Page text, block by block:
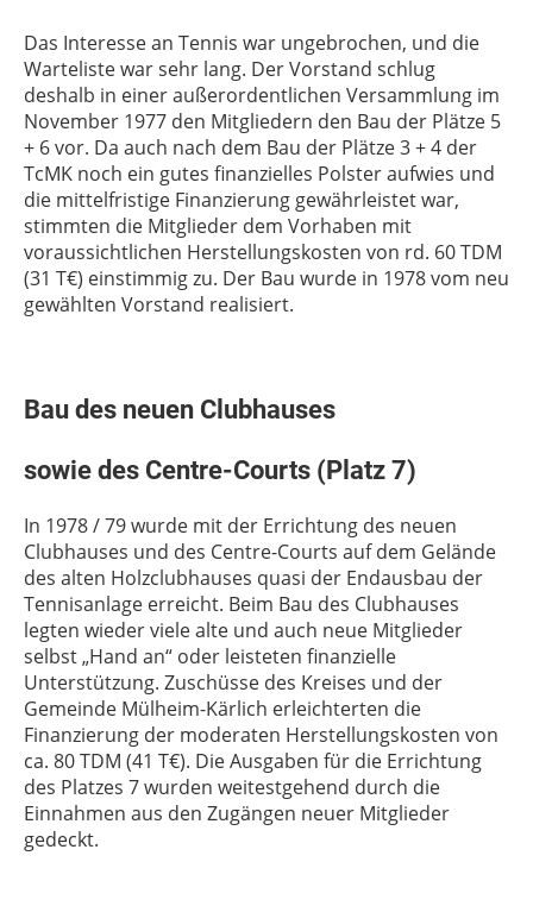
Das Interesse an Tennis war ungebrochen, und die
Warteliste war sehr lang. Der Vorstand schlug
deshalb in einer außerordentlichen Versammlung im
November 1977 den Mitgliedern den Bau der Plätze 5
+ 6 vor. Da auch nach dem Bau der Plätze 3 + 4 der
TcMK noch ein gutes finanzielles Polster aufwies und
die mittelfristige Finanzierung gewährleistet war,
stimmten die Mitglieder dem Vorhaben mit
voraussichtlichen Herstellungskosten von rd. 60 TDM
(31 T€) einstimmig zu. Der Bau wurde in 1978 vom neu
gewählten Vorstand realisiert.
Bau des neuen Clubhauses
sowie des Centre-Courts (Platz 7)
In 1978 / 79 wurde mit der Errichtung des neuen
Clubhauses und des Centre-Courts auf dem Gelände
des alten Holzclubhauses quasi der Endausbau der
Tennisanlage erreicht. Beim Bau des Clubhauses
legten wieder viele alte und auch neue Mitglieder
selbst „Hand an“ oder leisteten finanzielle
Unterstützung. Zuschüsse des Kreises und der
Gemeinde Mülheim-Kärlich erleichterten die
Finanzierung der moderaten Herstellungskosten von
ca. 80 TDM (41 T€). Die Ausgaben für die Errichtung
des Platzes 7 wurden weitestgehend durch die
Einnahmen aus den Zugängen neuer Mitglieder
gedeckt.